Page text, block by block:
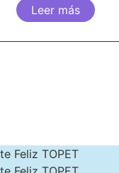
Leer más